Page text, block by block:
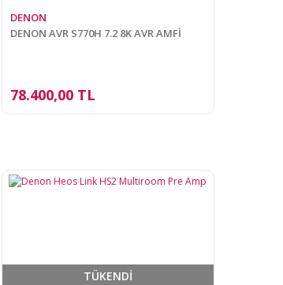
DENON
DENON AVR S770H 7.2 8K AVR AMFİ
78.400,00 TL
TÜKENDİ